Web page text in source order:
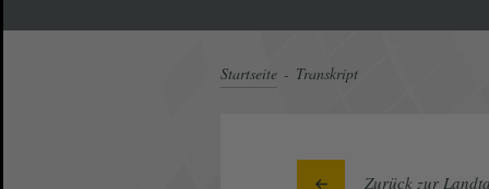
Startseite Transkript
Zurück zur